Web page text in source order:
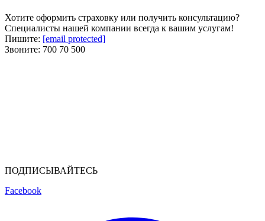
Хотите оформить страховку или получить консультацию?
Специалисты нашей компании всегда к вашим услугам!
Пишите: [email protected]
Звоните: 700 70 500
ПОДПИСЫВАЙТЕСЬ
Facebook